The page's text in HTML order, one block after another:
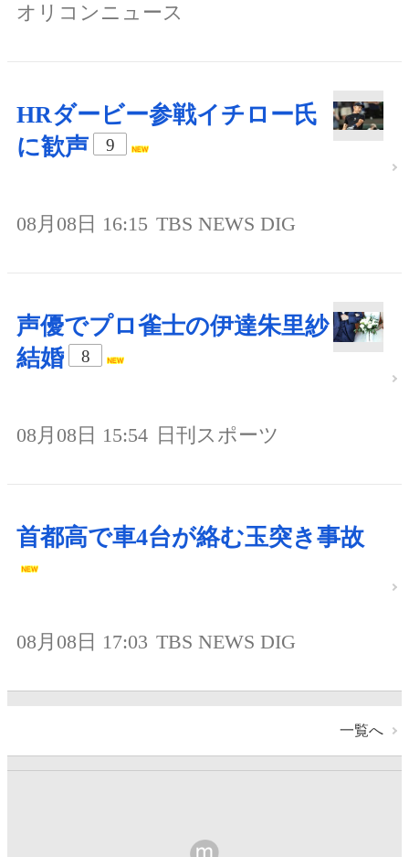
オリコンニュース
HRダービー参戦イチロー氏
に歓声
9
08月08日 16:15 TBS NEWS DIG
声優でプロ雀士の伊達朱里紗
結婚
8
08月08日 15:54 日刊スポーツ
首都高で車4台が絡む玉突き事故
08月08日 17:03 TBS NEWS DIG
一覧へ